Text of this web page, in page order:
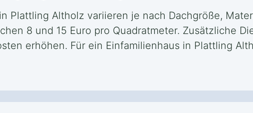
Plattling Altholz variieren je nach Dachgröße,
8 und 15 Euro pro Quadratmeter. Zusätzliche
erhöhen. Für ein Einfamilienhaus in Plattling